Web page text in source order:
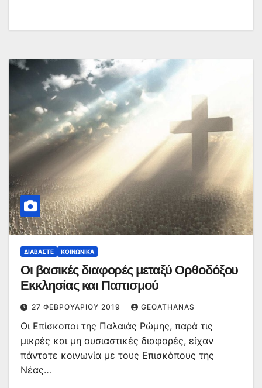
ΔΙΑΒΆΣΤΕ ΚΟΙΝΩΝΙΚΆ
Οι βασικές διαφορές μεταξύ Ορθοδόξου
Εκκλησίας και Παπισμού
27 ΦΕΒΡΟΥΑΡΊΟΥ 2019 GEOATHANAS
Οι Επίσκοποι της Παλαιάς Ρώμης, παρά τις
μικρές και μη ουσιαστικές διαφορές, είχαν
πάντοτε κοινωνία με τους Επισκόπους της
Νέας…